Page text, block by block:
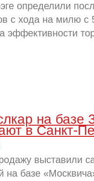
определили
с хода на милю с
эффективности
на базе
в Санкт-
выставили
на базе